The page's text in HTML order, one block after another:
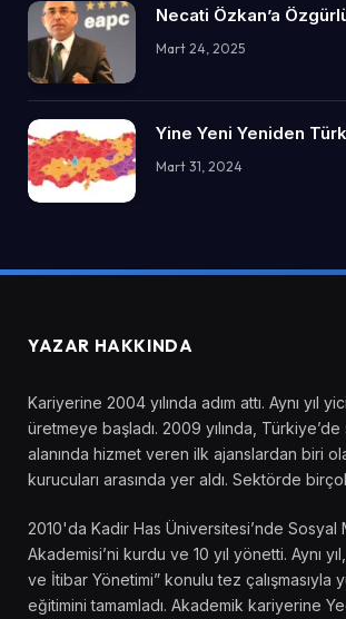
Necati Özkan’a
Mart 24, 2025
Yine Yeni Yeniden
Mart 31, 2024
YAZAR HAKKINDA
Kariyerine 2004 yılında adım attı. Aynı yıl
üretmeye başladı. 2009 yılında,
alanında hizmet veren ilk ajanslardan biri
kurucuları arasında yer aldı. Sektörde
2010'da Kadir Has Üniversitesi’nde Sosyal
Akademisi’ni kurdu ve 10 yıl yönetti. Aynı
ve İtibar Yönetimi” konulu tez çalışmasıyla
eğitimini tamamladı. Akademik kariyerine